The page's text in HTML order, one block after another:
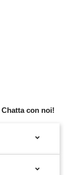
Chatta con noi!

